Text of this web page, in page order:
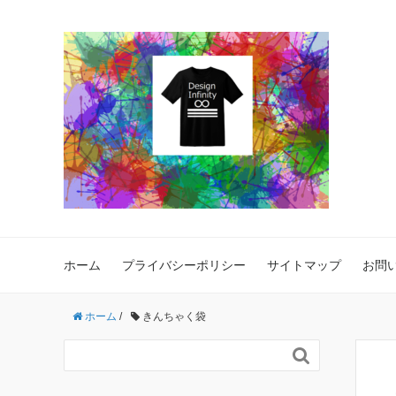
ホーム プライバシーポリシー サイトマップ お問
ホーム / きんちゃく袋
